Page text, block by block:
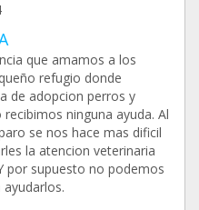
que amamos a los
refugio donde
de adopcion perros y
ninguna ayuda. Al
se nos hace mas dificil
la atencion veterinaria
por supuesto no podemos